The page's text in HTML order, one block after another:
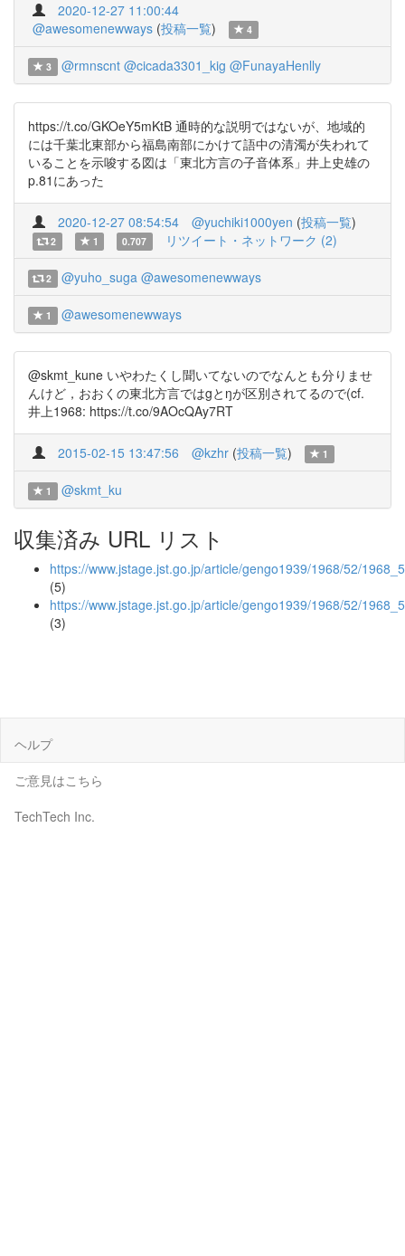
2020-12-27 11:00:44
@awesomenewways (投稿一覧) 4
3 @rmnscnt @cicada3301_kig @FunayaHenlly
https://t.co/GKOeY5mKtB 通時的な説明ではないが、地域的
には千葉北東部から福島南部にかけて語中の清濁が失われて
いることを示唆する図は「東北方言の子音体系」井上史雄の
p.81にあった
2020-12-27 08:54:54 @yuchiki1000yen (投稿一覧)
2 1 0.707 リツイート・ネットワーク (2)
2 @yuho_suga @awesomenewways
1 @awesomenewways
@skmt_kune いやわたくし聞いてないのでなんとも分りませ
んけど，おおくの東北方言ではgとŋが区別されてるので(cf.
井上1968: https://t.co/9AOcQAy7RT
2015-02-15 13:47:56 @kzhr (投稿一覧) 1
1 @skmt_ku
収集済み URL リスト
https://www.jstage.jst.go.jp/article/gengo1939/1968/52/
(5)
https://www.jstage.jst.go.jp/article/gengo1939/1968/52/
(3)
ヘルプ
ご意見はこちら
TechTech Inc.